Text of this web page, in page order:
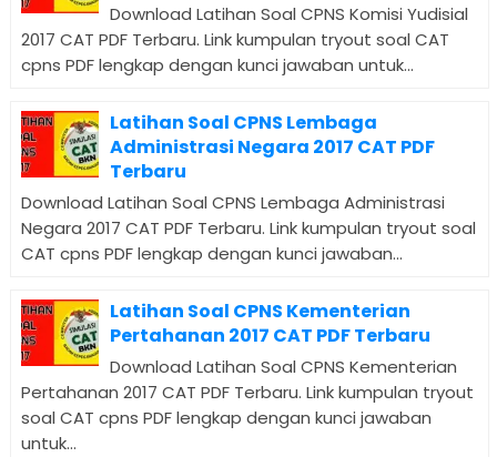
Download Latihan Soal CPNS Komisi Yudisial
2017 CAT PDF Terbaru. Link kumpulan tryout soal CAT
cpns PDF lengkap dengan kunci jawaban untuk...
Latihan Soal CPNS Lembaga
Administrasi Negara 2017 CAT PDF
Terbaru
Download Latihan Soal CPNS Lembaga Administrasi
Negara 2017 CAT PDF Terbaru. Link kumpulan tryout soal
CAT cpns PDF lengkap dengan kunci jawaban...
Latihan Soal CPNS Kementerian
Pertahanan 2017 CAT PDF Terbaru
Download Latihan Soal CPNS Kementerian
Pertahanan 2017 CAT PDF Terbaru. Link kumpulan tryout
soal CAT cpns PDF lengkap dengan kunci jawaban
untuk...